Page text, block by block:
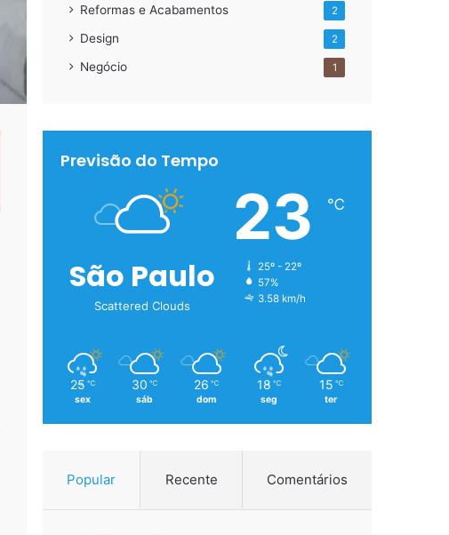
Reformas e Acabamentos 2
Design 2
Negócio 1
Previsão do Tempo
São Paulo
Scattered Clouds
23 ℃
25º - 22º
57%
3.58 km/h
25 ℃
sex
30 ℃
sáb
26 ℃
dom
18 ℃
seg
15 ℃
ter
Popular Recente Comentários